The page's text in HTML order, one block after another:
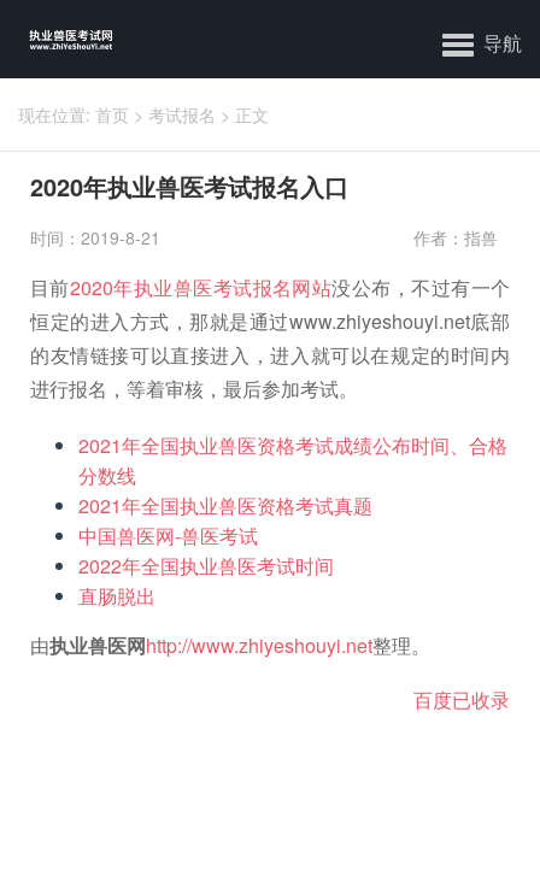
导航
现在位置: 首页 > 考试报名 > 正文
2020年执业兽医考试报名入口
时间：2019-8-21 作者：指兽
目前2020年执业兽医考试报名网站没公布，不过有一个
恒定的进入方式，那就是通过www.zhiyeshouyi.net底部
的友情链接可以直接进入，进入就可以在规定的时间内
进行报名，等着审核，最后参加考试。
2021年全国执业兽医资格考试成绩公布时间、合格
分数线
2021年全国执业兽医资格考试真题
中国兽医网-兽医考试
2022年全国执业兽医考试时间
直肠脱出
由执业兽医网http://www.zhiyeshouyi.net整理。
百度已收录